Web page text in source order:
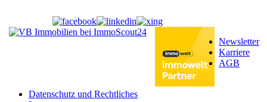
Newsletter
Karriere
AGB
Datenschutz und Rechtliches